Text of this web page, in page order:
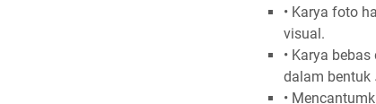
• Karya foto
visual.
• Karya
dalam bentuk
•